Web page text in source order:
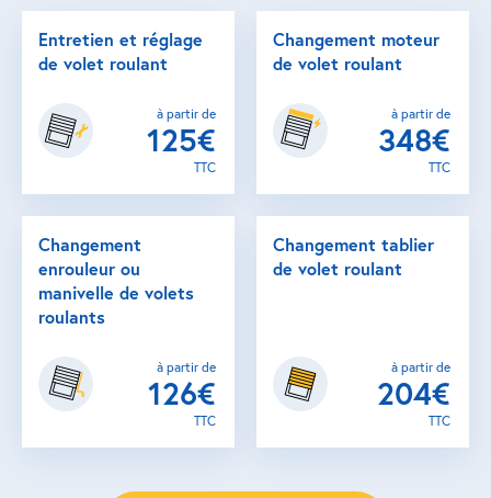
Entretien et réglage
de volet roulant
à partir de
125€
TTC
Changement moteur
de volet roulant
à partir de
348€
TTC
Changement
enrouleur ou
manivelle de volets
roulants
à partir de
126€
TTC
Changement tablier
de volet roulant
à partir de
204€
TTC